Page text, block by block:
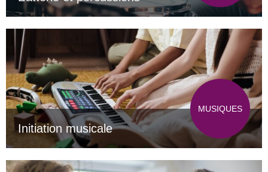
Initiation musicale
MUSIQUES